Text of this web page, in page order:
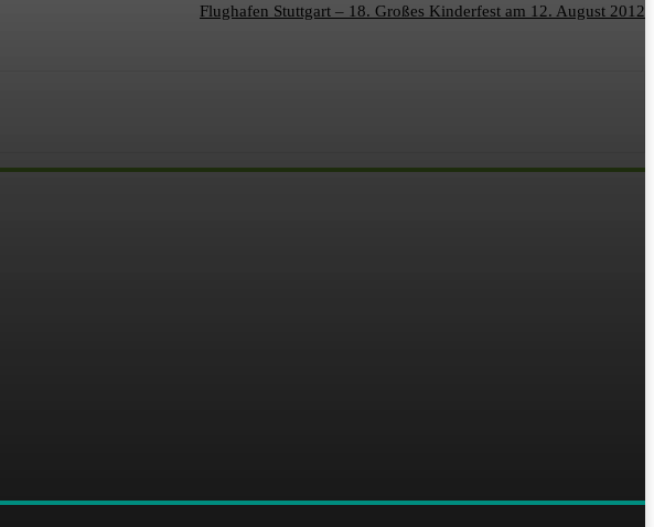
Flughafen Stuttgart – 18. Großes Kinderfest am 12. August 2012